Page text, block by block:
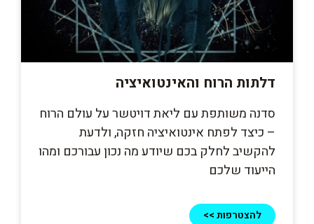
דלתות הרוח והאינטואיציה
סדנה משותפת עם ליאת דויטשר על עולם הרוח
– כיצד לפתח אינטואיציה חזקה, ולדעת
להקשיב לחלק בכם שיודע מה נכון עבורכם ומהו
הייעוד שלכם
להצטרפות >>